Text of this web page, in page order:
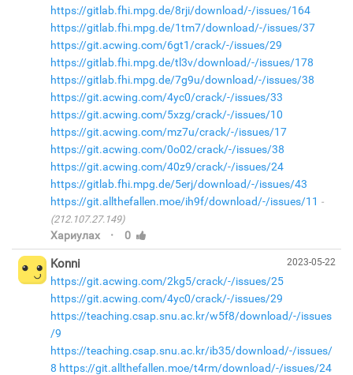
https://gitlab.fhi.mpg.de/8rji/download/-/issues/164
https://gitlab.fhi.mpg.de/1tm7/download/-/issues/37
https://git.acwing.com/6gt1/crack/-/issues/29
https://gitlab.fhi.mpg.de/tl3v/download/-/issues/178
https://gitlab.fhi.mpg.de/7g9u/download/-/issues/38
https://git.acwing.com/4yc0/crack/-/issues/33
https://git.acwing.com/5xzg/crack/-/issues/10
https://git.acwing.com/mz7u/crack/-/issues/17
https://git.acwing.com/0o02/crack/-/issues/38
https://git.acwing.com/40z9/crack/-/issues/24
https://gitlab.fhi.mpg.de/5erj/download/-/issues/43
https://git.allthefallen.moe/ih9f/download/-/issues/11
(212.107.27.149)
Хариулах · 0
2023-05-22
Konni
https://git.acwing.com/2kg5/crack/-/issues/25
https://git.acwing.com/4yc0/crack/-/issues/29
https://teaching.csap.snu.ac.kr/w5f8/download/-/issues
/9
https://teaching.csap.snu.ac.kr/ib35/download/-/issues/
8 https://git.allthefallen.moe/t4rm/download/-/issues/24